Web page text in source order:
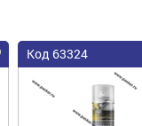
Код 63324